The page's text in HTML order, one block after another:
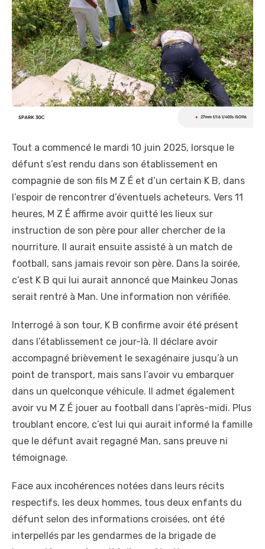
Tout a commencé le mardi 10 juin 2025, lorsque le
défunt s’est rendu dans son établissement en
compagnie de son fils M Z É et d’un certain K B, dans
l’espoir de rencontrer d’éventuels acheteurs. Vers 11
heures, M Z É affirme avoir quitté les lieux sur
instruction de son père pour aller chercher de la
nourriture. Il aurait ensuite assisté à un match de
football, sans jamais revoir son père. Dans la soirée,
c’est K B qui lui aurait annoncé que Mainkeu Jonas
serait rentré à Man. Une information non vérifiée.
Interrogé à son tour, K B confirme avoir été présent
dans l’établissement ce jour-là. Il déclare avoir
accompagné brièvement le sexagénaire jusqu’à un
point de transport, mais sans l’avoir vu embarquer
dans un quelconque véhicule. Il admet également
avoir vu M Z É jouer au football dans l’après-midi. Plus
troublant encore, c’est lui qui aurait informé la famille
que le défunt avait regagné Man, sans preuve ni
témoignage.
Face aux incohérences notées dans leurs récits
respectifs, les deux hommes, tous deux enfants du
défunt selon des informations croisées, ont été
interpellés par les gendarmes de la brigade de